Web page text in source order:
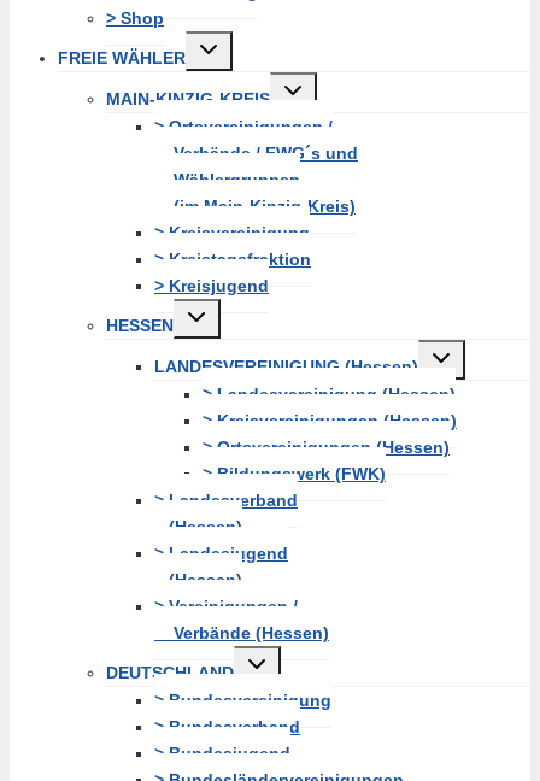
> Shop
FREIE WÄHLER
Untermenü
erweitern
MAIN-KINZIG-KREIS
Untermenü
erweitern
> Ortsvereinigungen /
Verbände / FWG´s und
Wählergruppen
(im Main-Kinzig-Kreis)
> Kreisvereinigung
> Kreistagsfraktion
> Kreisjugend
HESSEN
Untermenü
erweitern
LANDESVEREINIGUNG (Hessen)
Untermenü
erweitern
> Landesvereinigung (Hessen)
> Kreisvereinigungen (Hessen)
> Ortsvereinigungen (Hessen)
> Bildungswerk (FWK)
> Landesverband
(Hessen)
> Landesjugend
(Hessen)
> Vereinigungen /
Verbände (Hessen)
DEUTSCHLAND
Untermenü
erweitern
> Bundesvereinigung
> Bundesverband
> Bundesjugend